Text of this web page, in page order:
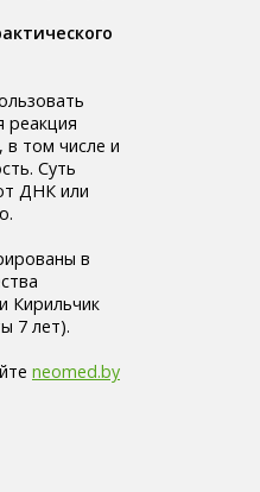
реакция
том числе и
Суть
ДНК или
в
Кирильчик
7 лет).
neomed.by